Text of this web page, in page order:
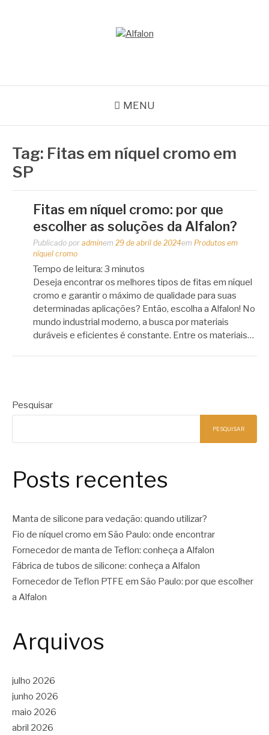
MENU
Tag: Fitas em níquel cromo em
SP
Fitas em níquel cromo: por que
escolher as soluções da Alfalon?
Publicado por adminem 29 de abril de 2024em Produtos em
níquel cromo
Tempo de leitura: 3 minutos
Deseja encontrar os melhores tipos de fitas em níquel
cromo e garantir o máximo de qualidade para suas
determinadas aplicações? Então, escolha a Alfalon! No
mundo industrial moderno, a busca por materiais
duráveis e eficientes é constante. Entre os materiais…
Pesquisar
PESQUISAR
Posts recentes
Manta de silicone para vedação: quando utilizar?
Fio de níquel cromo em São Paulo: onde encontrar
Fornecedor de manta de Teflon: conheça a Alfalon
Fábrica de tubos de silicone: conheça a Alfalon
Fornecedor de Teflon PTFE em São Paulo: por que escolher
a Alfalon
Arquivos
julho 2026
junho 2026
maio 2026
abril 2026